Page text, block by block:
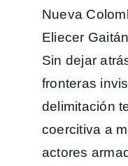
Nueva
Eliecer
Sin dejar
fronteras
delimitación
coercitiva a
actores